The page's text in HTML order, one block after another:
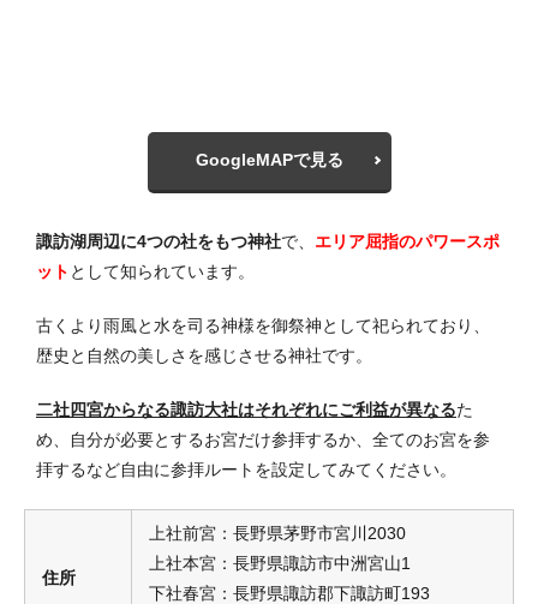
GoogleMAPで見る
諏訪湖周辺に4つの社をもつ神社で、 エリア屈指のパワースポ
ット として知られています。
古くより雨風と水を司る神様を御祭神として祀られており、
歴史と自然の美しさを感じさせる神社です。
二社四宮からなる諏訪大社はそれぞれにご利益が異なるた
め、自分が必要とするお宮だけ参拝するか、全てのお宮を参
拝するなど自由に参拝ルートを設定してみてください。
住所
上社前宮：長野県茅野市宮川2030
上社本宮：長野県諏訪市中洲宮⼭1
下社春宮：長野県諏訪郡下諏訪町193